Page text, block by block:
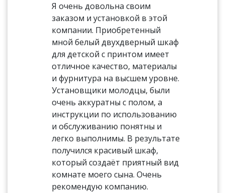
Я очень довольна своим
заказом и установкой в этой
компании. Приобретенный
мной белый двухдверный шкаф
для детской с принтом имеет
отличное качество, материалы
и фурнитура на высшем уровне.
Установщики молодцы, были
очень аккуратны с полом, а
инструкции по использованию
и обслуживанию понятны и
легко выполнимы. В результате
получился красивый шкаф,
который создаёт приятный вид
комнате моего сына. Очень
рекомендую компанию.